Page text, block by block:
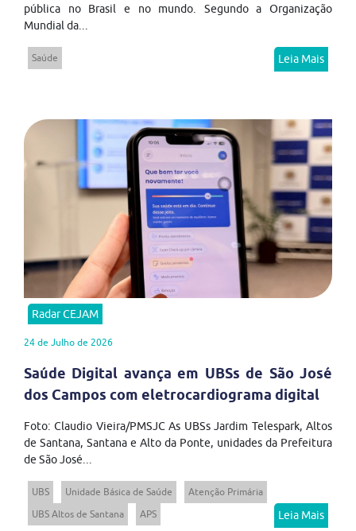
pública no Brasil e no mundo. Segundo a Organização
Mundial da...
Saúde Leia Mais
Radar CEJAM
24 de Julho de 2026
Saúde Digital avança em UBSs de São José
dos Campos com eletrocardiograma digital
Foto: Claudio Vieira/PMSJC As UBSs Jardim Telespark, Altos
de Santana, Santana e Alto da Ponte, unidades da Prefeitura
de São José...
UBS Unidade Básica de Saúde
Atenção Primária
UBS Altos de Santana
APS Leia Mais